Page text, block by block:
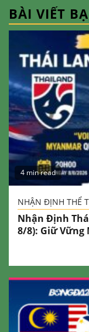
BÀI VIẾT
4 min read
NHẬN ĐỊNH THỂ
Nhận Định
8/8): Giữ Vững